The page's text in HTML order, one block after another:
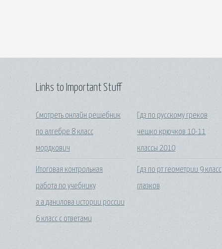
Links to Important Stuff
Смотреть онлайн решебник
по алгебре 8 класс
мордкович
Итоговая контрольная
работа по учебнику
а.а.данилова истории россии
6 класс с ответами
Гдз по русскому греков
чешко крючков 10-11
классы 2010
Гдз по рт геометрии 9 класс
глазков